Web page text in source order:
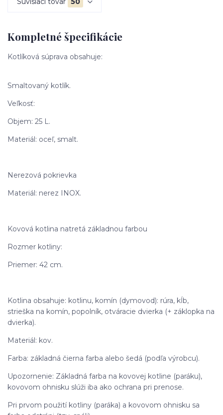
Kompletné špecifikácie
Kotlíková súprava obsahuje:
Smaltovaný kotlík.
Veľkosť:
Objem: 25 L.
Materiál: oceľ, smalt.
Nerezová pokrievka
Materiál: nerez INOX.
Kovová kotlina natretá základnou farbou
Rozmer kotliny:
Priemer: 42 cm.
Kotlina obsahuje: kotlinu, komín (dymovod): rúra, kĺb,
strieška na komín, popolník, otváracie dvierka (+ záklopka na
dvierka).
Materiál: kov.
Farba: základná čierna farba alebo šedá (podľa výrobcu).
Upozornenie: Základná farba na kovovej kotline (paráku),
kovovom ohnisku slúži iba ako ochrana pri prenose.
Pri prvom použití kotliny (paráka) a kovovom ohnisku sa